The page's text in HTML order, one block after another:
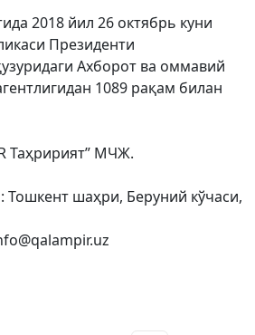
2018 йил 26 октябрь куни
Президенти
Ахборот ва оммавий
1089 рақам билан
Таҳририят” МЧЖ.
Тошкент шаҳри, Беруний кўчаси,